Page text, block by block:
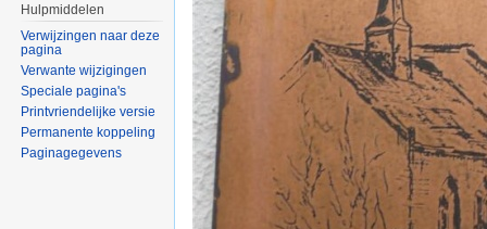
Hulpmiddelen
Verwijzingen naar deze
pagina
Verwante wijzigingen
Speciale pagina's
Printvriendelijke versie
Permanente koppeling
Paginagegevens